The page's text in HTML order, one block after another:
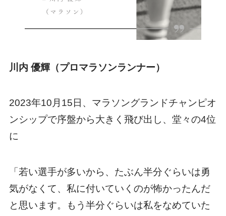
川内 優輝（プロマラソンランナー）
2023年10月15日、マラソングランドチャンピオ
ンシップで序盤から大きく飛び出し、堂々の4位
に
「若い選手が多いから、たぶん半分ぐらいは勇
気がなくて、私に付いていくのが怖かったんだ
と思います。もう半分ぐらいは私をなめていた